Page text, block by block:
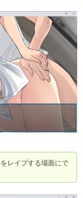
レイプする場面にで